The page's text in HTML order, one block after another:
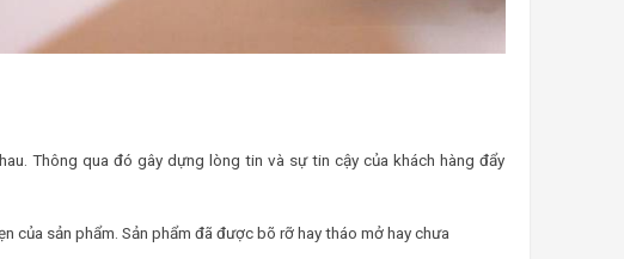
Thông qua đó gây dựng lòng tin và sự tin cậy của khách hàng đẩy
của sản phẩm. Sản phẩm đã được bõ rỡ hay tháo mở hay chưa